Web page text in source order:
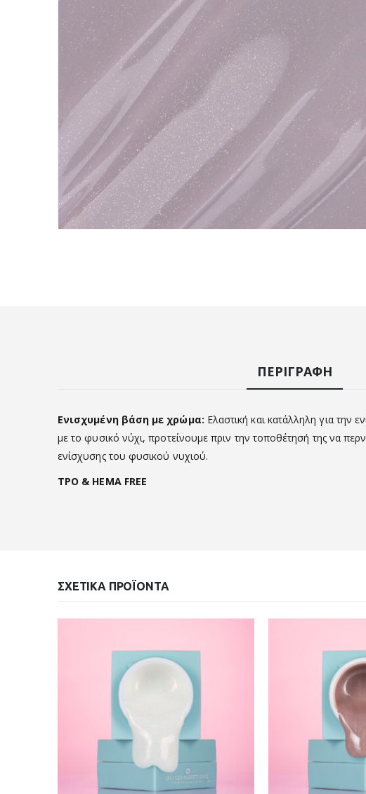
ΠΕΡΙΓΡΑΦΉ
Ενισχυμένη βάση με χρώμα: Ελαστική και κατάλληλη για την
με το φυσικό νύχι, προτείνουμε πριν την τοποθέτησή της να
ενίσχυσης του φυσικού νυχιού.
TPO & HEMA FREE
ΣΧΕΤΙΚΆ ΠΡΟΪΌΝΤΑ